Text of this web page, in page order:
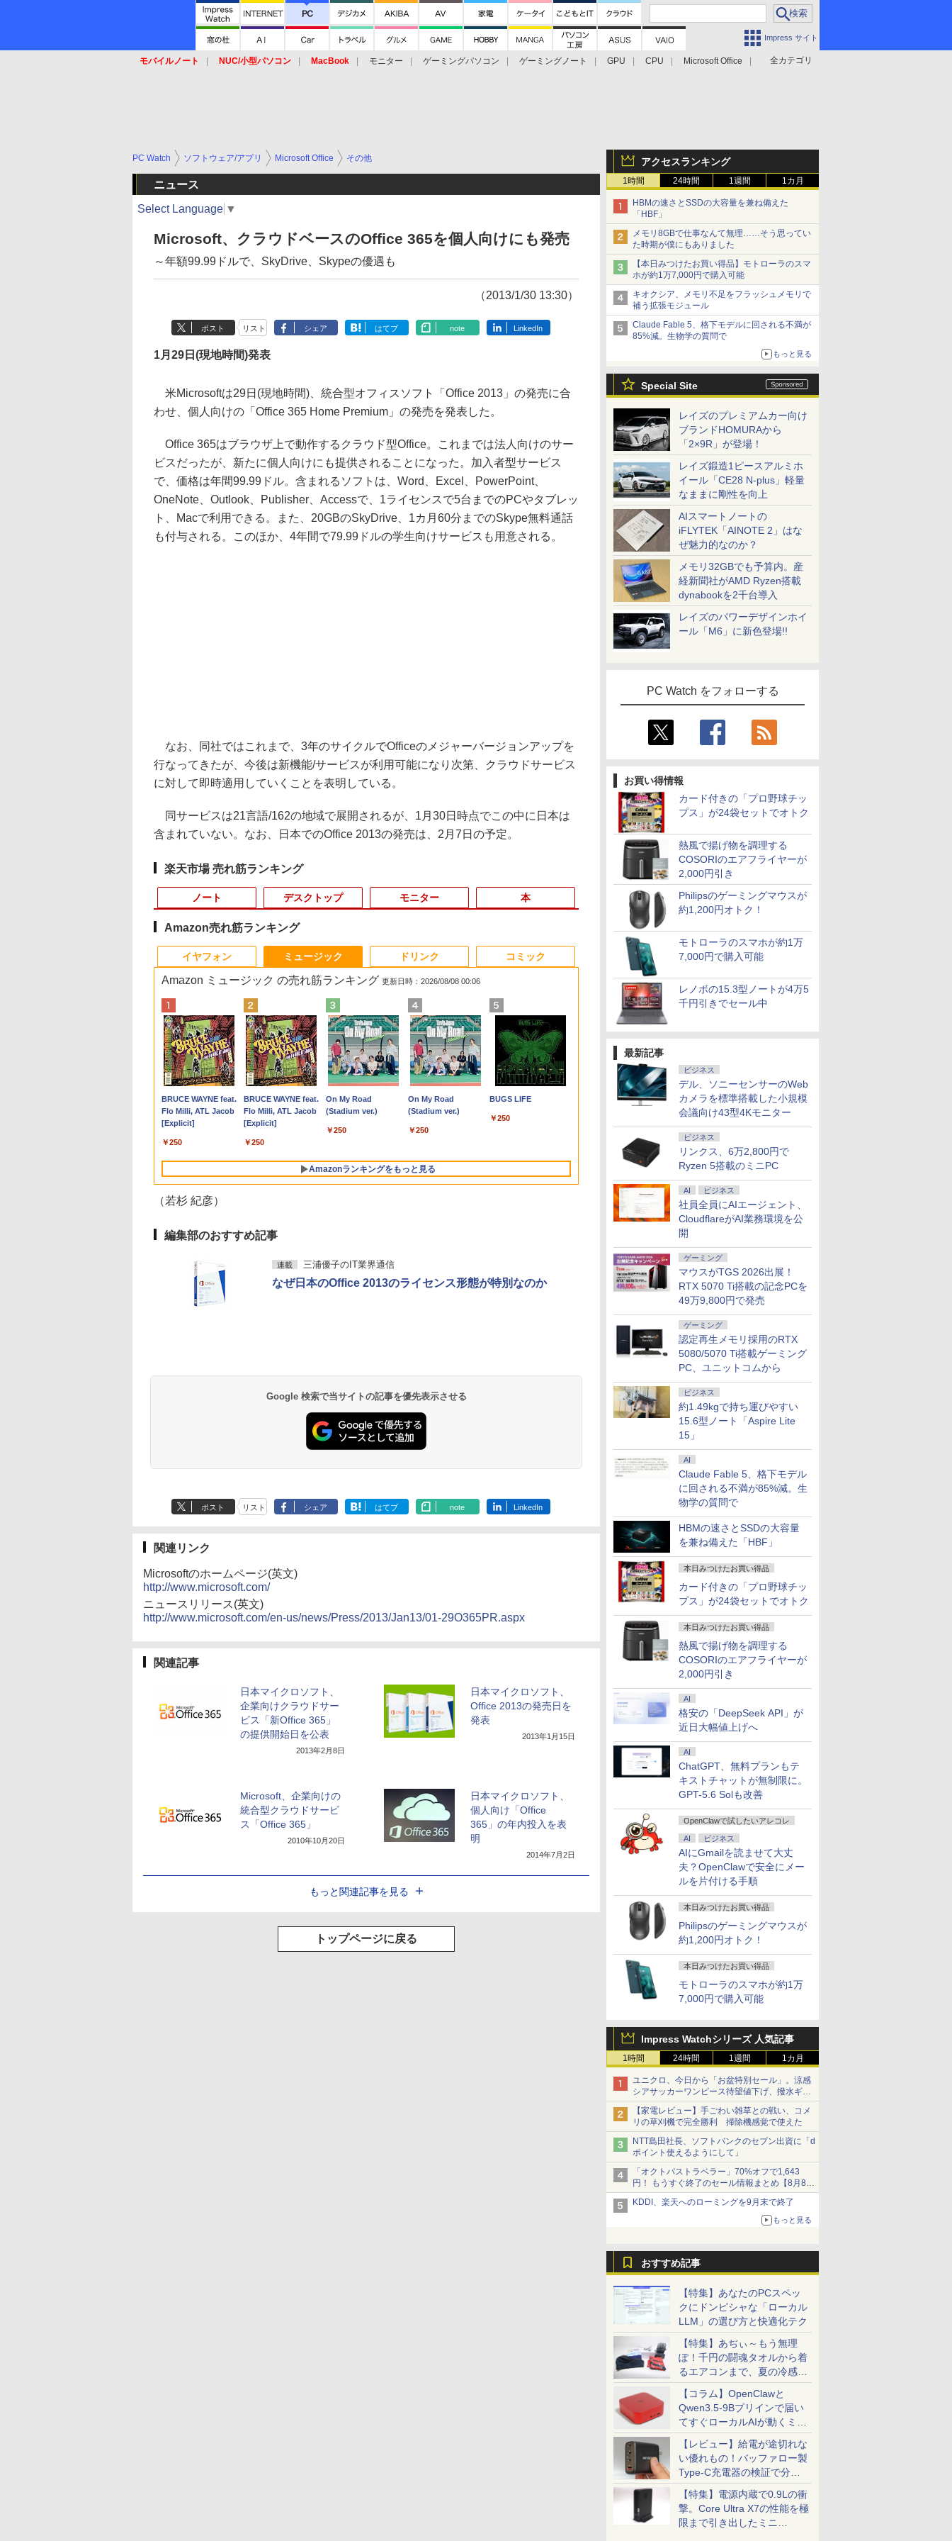
Impress サイト
全カテゴリ
モバイルノート NUC/小型パソコン MacBook モニター ゲーミングパソコン ゲーミングノート GPU CPU
Microsoft Office
アクセスランキング
1時間 24時間 1週間 1カ月
HBMの速さとSSDの大容量を兼ね備えた
「HBF」
メモリ8GBで仕事なんて無理……そう思ってい
た時期が僕にもありました
【本日みつけたお買い得品】モトローラのスマ
ホが約1万7,000円で購入可能
キオクシア、メモリ不足をフラッシュメモリで
補う拡張モジュール
Claude Fable 5、格下モデルに回される不満が
85%減。生物学の質問で
もっと見る
Special Site
レイズのプレミアムカー向け
ブランドHOMURAから
「2×9R」が登場！
レイズ鍛造1ピースアルミホ
イール「CE28 N-plus」軽量
なままに剛性を向上
AIスマートノートの
iFLYTEK「AINOTE 2」はな
ぜ魅力的なのか？
メモリ32GBでも予算内。産
経新聞社がAMD Ryzen搭載
dynabookを2千台導入
レイズのパワーデザインホイ
ール「M6」に新色登場!!
PC Watch をフォローする
お買い得情報
カード付きの「プロ野球チッ
プス」が24袋セットでオトク
熱風で揚げ物を調理する
COSORIのエアフライヤーが
2,000円引き
Philipsのゲーミングマウスが
約1,200円オトク！
モトローラのスマホが約1万
7,000円で購入可能
レノボの15.3型ノートが4万5
千円引きでセール中
最新記事
ビジネス
デル、ソニーセンサーのWeb
カメラを標準搭載した小規模
会議向け43型4Kモニター
ビジネス
リンクス、6万2,800円で
Ryzen 5搭載のミニPC
AI ビジネス
社員全員にAIエージェント、
CloudflareがAI業務環境を公
開
ゲーミング
マウスがTGS 2026出展！
RTX 5070 Ti搭載の記念PCを
49万9,800円で発売
ゲーミング
認定再生メモリ採用のRTX
5080/5070 Ti搭載ゲーミング
PC、ユニットコムから
ビジネス
約1.49kgで持ち運びやすい
15.6型ノート「Aspire Lite
15」
AI
Claude Fable 5、格下モデル
に回される不満が85%減。生
物学の質問で
HBMの速さとSSDの大容量
を兼ね備えた「HBF」
本日みつけたお買い得品
カード付きの「プロ野球チッ
プス」が24袋セットでオトク
本日みつけたお買い得品
熱風で揚げ物を調理する
COSORIのエアフライヤーが
2,000円引き
AI
格安の「DeepSeek API」が
近日大幅値上げへ
AI
ChatGPT、無料プランもテ
キストチャットが無制限に。
GPT-5.6 Solも改善
OpenClawで試したいアレコレ
AI ビジネス
AIにGmailを読ませて大丈
夫？OpenClawで安全にメー
ルを片付ける手順
本日みつけたお買い得品
Philipsのゲーミングマウスが
約1,200円オトク！
本日みつけたお買い得品
モトローラのスマホが約1万
7,000円で購入可能
Impress Watchシリーズ 人気記事
1時間 24時間 1週間 1カ月
ユニクロ、今日から「お盆特別セール」。涼感
シアサッカーワンピース待望値下げ、撥水ギア
ショーツは1990円に
【家電レビュー】手ごわい雑草との戦い、コメ
リの草刈機で完全勝利 掃除機感覚で使えた
NTT島田社長、ソフトバンクのセブン出資に「d
ポイント使えるようにして」
「オクトパストラベラー」70%オフで1,643
円！ もうすぐ終了のセール情報まとめ【8月8日
更新】
ニンテンドーeショップでは「大神 絶景版」が
KDDI、楽天へのローミングを9月末で終了
もっと見る
おすすめ記事
【特集】あなたのPCスペッ
クにドンピシャな「ローカル
LLM」の選び方と快適化テク
【特集】あぢぃ～もう無理
ぽ！千円の闘魂タオルから着
るエアコンまで、夏の冷感グ
ッズ一挙紹介
【コラム】OpenClawと
Qwen3.5-9Bプリインで届い
てすぐローカルAIが動くミニ
PC「SER9 Pro」
【レビュー】給電が途切れな
い優れもの！バッファロー製
Type-C充電器の検証で分か
ったこと
【特集】電源内蔵で0.9Lの衝
撃。Core Ultra X7の性能を極
限まで引き出したミニ
PC Watch ソフトウェア/アプリ Microsoft Office その他
ニュース
Select Language ▼
Microsoft、クラウドベースのOffice 365を個人向けにも発売
～年額99.99ドルで、SkyDrive、Skypeの優遇も
（2013/1/30 13:30）
ポスト リスト シェア はてブ note LinkedIn
1月29日(現地時間)発表
米Microsoftは29日(現地時間)、統合型オフィスソフト「Office 2013」の発売に合
わせ、個人向けの「Office 365 Home Premium」の発売を発表した。
Office 365はブラウザ上で動作するクラウド型Office。これまでは法人向けのサー
ビスだったが、新たに個人向けにも提供されることになった。加入者型サービス
で、価格は年間99.99ドル。含まれるソフトは、Word、Excel、PowerPoint、
OneNote、Outlook、Publisher、Accessで、1ライセンスで5台までのPCやタブレッ
ト、Macで利用できる。また、20GBのSkyDrive、1カ月60分までのSkype無料通話
も付与される。このほか、4年間で79.99ドルの学生向けサービスも用意される。
なお、同社ではこれまで、3年のサイクルでOfficeのメジャーバージョンアップを
行なってきたが、今後は新機能/サービスが利用可能になり次第、クラウドサービス
に対して即時適用していくことを表明している。
同サービスは21言語/162の地域で展開されるが、1月30日時点でこの中に日本は
含まれていない。なお、日本でのOffice 2013の発売は、2月7日の予定。
楽天市場 売れ筋ランキング
ノート
1
【中古】【安心保証】
Windows ノートPC
2018年 NEC
￥15,488
2
ノートパソコン パナソ
ニック レッツ CF-SV1
第11世代 Core i5
Office付き
SSD512GB/1TB 12イ
ンチ液晶 WUXGA
1920x1200 ノート Wi-
手国産メーカー 小型 軽
量 パソコン 中古パソコ
￥49,800
【期間限定・レビュー
で1年保証！】 【中
古】 Apple MacBook
Air 2020 M1 256GB
ンチ 【A2337】 本体
Anker ACアダプター＆
ケーブル付き 送料無料
￥86,000
4
【展示品】 Microsoft
マイクロソフト
Surface Pro 第11世代
13.0インチ /
メモリ 16GB / SSD
512GB / 顔認証/ タッ
チパネル/ NPU搭載/ キ
ァイア
￥119,800
5
Microsoft｜マイクロ
ソフト ノートパソコン
特別モデル Surface
Laptop 13 インチ オー
/13.0型 /Windows11
能]
￥162,800
12インチ WUXGA Windows11 Pro CF-SV1RDLKS 1年保証 Bランク ノートパソコン【CA】 レッツノ
トパソコン 中古パソコン 中古ノートpc 中古pc win11
デスクトップ
1
ポイント10倍 送料無料 中古パソコン
Windows 11 Pro 64bit 搭載 DELL
OptiPlex シリーズ（7010等） Core i7
第3世代 3770 3.4G/メモリ
￥19,800
＼11日まで限定価格／ゲーミングPC
セット 新品 RTX5060 Ryzen7 5700X
メモリ16GB SSD500GB Windows11
デスクトップPC モニター付き 23.8型
集 eスポーツ 初心者 一式 ゲーミング
パソコン デスクトップパソコン
￥181,070
3
LENOVO レノボ ThinkStation
PGX(30KL0005JP)
￥961,000
ポイント10倍 送料無料 中古パソコン
Windows 11 Pro 64bit 搭載 DELL
OptiPlex シリーズ（7010等） Core i7
第3世代 3770 3.4G/メモリ
8G/HDD500GB/DVD-ROM/激安セール
2
デスクトップPC モニター付き 23.8型
IPS 100Hz 1年保証 高性能 配信 動画編
集 eスポーツ 初心者 一式 ゲーミング
パソコン デスクトップパソコン
￥181,070
モニター
1
PHILIPS 241V8 LED液
晶モニター 23.8インチ
ワイド ブラック
1920×1080 （フル
晶ディスプレイ HDMI
VGA VESA準拠 PS4
switch 対応 スイッチ
￥6,500
2
【楽天1位!1,600円
OFFクーポン 8/4
20:00-8/11 01:59】
Xiaomi Monitor A24i
144Hzリフレッシュレ
ート sRGB99% 1670
万色 300nits ΔE＜1 低
TÜV認証 目にやさしい
調整可能なスタンド
￥12,580
ASUS エイスース 液
晶ディスプレイ Eye
Care ［23.8型 / フル
HD(1920×1080) / ワイ
￥13,800
4
アイオーデータ｜I-O
DATA 液晶ディスプレイ
(23.8型/ADS/FullHD
1920×1080/100Hz/5ms/HDMI/DP/USB
証・無輝点保証)(ホワイ
ト) LCD-C242SDW
￥25,977
5
Philips｜フィリップス
液晶ディスプレイ(23.8
型/IPS/WQHD
2560×1440/75Hz/1ms)
￥29,800
【2,000円クーポン＋P最大31.5%還元！】KTC MegPad
25インチ Android 14搭載 スマートタブレット ディスプレ
イ モバイルモニター FHD 10点マルチタッチ 8GB+128GB
Qualcommチップ ビジネス/移動/家庭用 レディース
7
￥25,160
本
1
ROCKIN'ON JAPAN
(ロッキング・オン・ジ
ャパン) 2026年 10月号
￥1,080
2
BARFOUT! SPECIAL
EDITION EARLY
AUTUMN 2026 / TIME
TRAVEL 岩本 照
￥1,870
九条の大罪（17） 【電
子書籍】[ 真鍋昌平 ]
￥759
4
転生したらスライムだ
った件 異聞 〜魔国
暮らしのトリニティ〜
（14） 【電子書籍】[
￥792
5
SAPIX 小3 サピックス
デイリー/チャレンジ
算数 【計34回分】通年
セット 2020 090R2D
￥6,678
ふかふかダンジョン攻
略記〜俺の異世界転生
冒険譚〜/ 20 【電子書
籍】[ KAKERU ]
山本やみー ]
￥792
8
ガチャ』でレベル9999
の仲間達を手に入れて
元パーティーメンバー
と世界に復讐＆『ざま
ぁ！』します！【電子
￥792
Amazon売れ筋ランキング
イヤフォン
Anker Soundcore
P40i オフホワイト
￥7,990
Anker Soundcore
P31i ホワイト
￥5,990
Anker Soundcore
Liberty 5 ミッドナイ
【2026年アップグレ
ード版】AOKIMI ワ
bluetooth イヤホン
トゥースHi-Fi 最大
36時間再生 ぶるーと
ゅーす コードレス
Xiaomi シャオミ
イヤレスイヤホン
36時間再生
ミュージック
Amazon ミュージック の売れ筋ランキング 更新日時：2026/08/08 00:06
BRUCE WAYNE feat.
Flo Milli, ATL Jacob
[Explicit]
￥250
BRUCE WAYNE feat.
Flo Milli, ATL Jacob
[Explicit]
￥250
On My Road
(Stadium ver.)
￥250
On My Road
(Stadium ver.)
￥250
BUGS LIFE
￥250
Amazonランキングをもっと見る
ドリンク
ペットボトル 静岡県
(Smart Basic)
Basic)
コミック
（若杉 紀彦）
編集部のおすすめ記事
連載 三浦優子のIT業界通信
なぜ日本のOffice 2013のライセンス形態が特別なのか
Google 検索で当サイトの記事を優先表示させる
ポスト リスト シェア はてブ note LinkedIn
関連リンク
Microsoftのホームページ(英文)
http://www.microsoft.com/
ニュースリリース(英文)
http://www.microsoft.com/en-us/news/Press/2013/Jan13/01-29O365PR.aspx
関連記事
日本マイクロソフト、
企業向けクラウドサー
ビス「新Office 365」
の提供開始日を公表
2013年2月8日
日本マイクロソフト、
Office 2013の発売日を
発表
2013年1月15日
Microsoft、企業向けの
統合型クラウドサービ
ス「Office 365」
2010年10月20日
日本マイクロソフト、
個人向け「Office
365」の年内投入を表
明
2014年7月2日
もっと関連記事を見る
トップページに戻る